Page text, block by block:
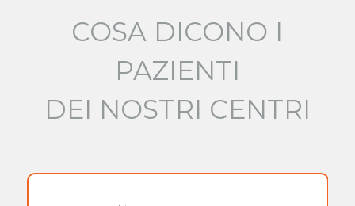
COSA DICONO I
PAZIENTI
DEI NOSTRI CENTRI